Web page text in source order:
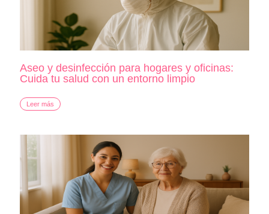
Aseo y desinfección para hogares y oficinas:
Cuida tu salud con un entorno limpio
Leer más